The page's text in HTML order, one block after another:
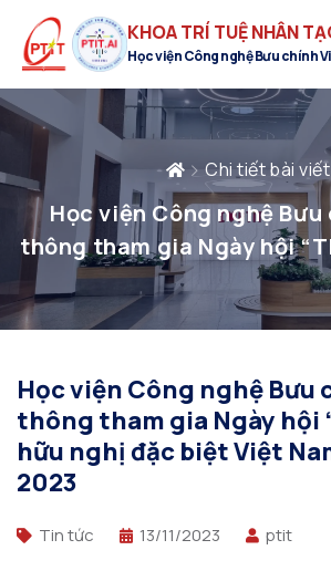
KHOA TRÍ TUỆ NHÂN
Học viện Công nghệ Bưu chính
Chi tiết bài viết
Học viện Công nghệ Bưu
thông tham gia Ngày hội “Thắm tình hữu
nghị đặc biệt Việt Nam -
Học viện Công nghệ Bưu
thông tham gia Ngày hội
hữu nghị đặc biệt Việt
2023
Tin tức 13/11/2023 ptit